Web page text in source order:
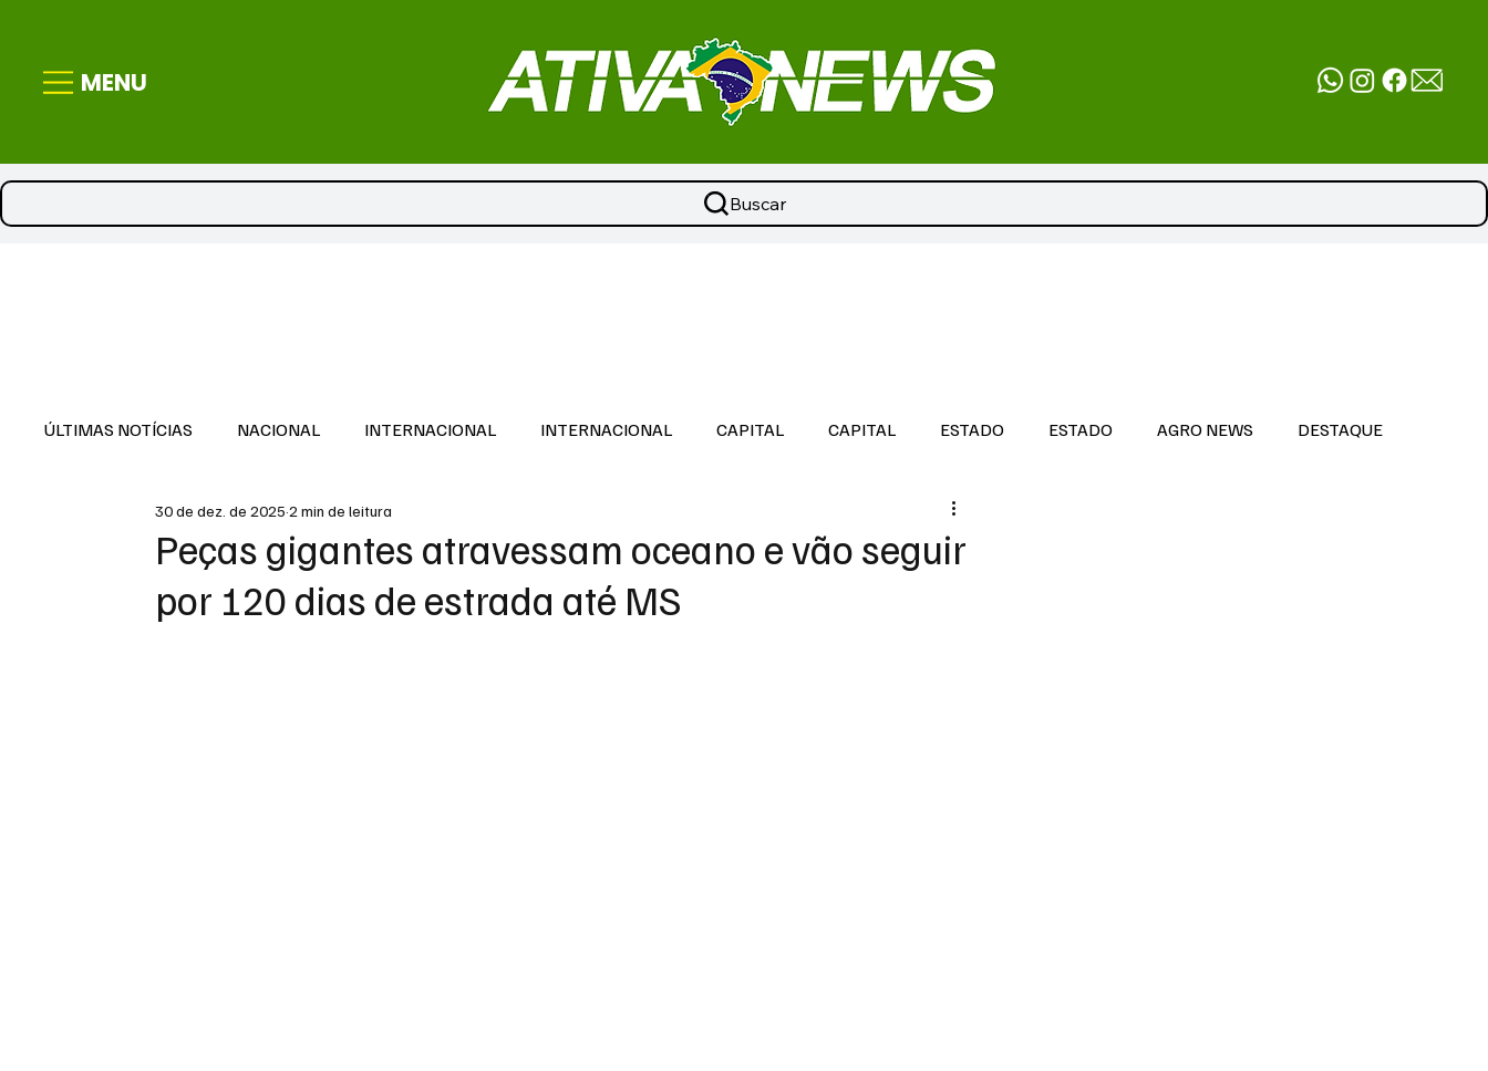
MENU
Buscar
ÚLTIMAS NOTÍCIAS NACIONAL INTERNACIONAL INTERNACIONAL CAPITAL CAPITAL ESTADO ESTADO AGRO NEWS DESTAQUE
DESTAQUE
Peças gigantes atravessam oceano e vão seguir
por 120 dias de estrada até MS
30 de dez. de 20252 min de leitura